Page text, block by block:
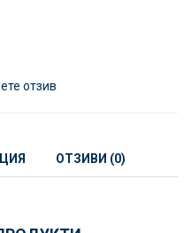
отзив
ОТЗИВИ (0)